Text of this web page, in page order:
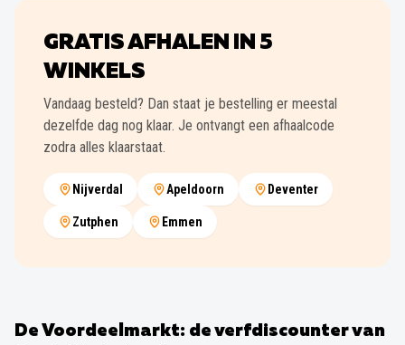
GRATIS AFHALEN IN 5
WINKELS
Vandaag besteld? Dan staat je bestelling er meestal
dezelfde dag nog klaar. Je ontvangt een afhaalcode
zodra alles klaarstaat.
Nijverdal Apeldoorn Deventer
Zutphen Emmen
De Voordeelmarkt: de verfdiscounter van